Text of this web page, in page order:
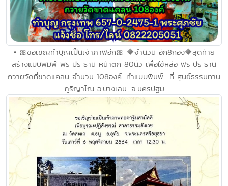
• 🎀ขอเชิญทำบุญเป็นเจ้าภาพอีก🎀 🔶จำนวน อีก8กอง🔶สุดท้าย
สร้างแบบพิมพ์ พระประธาน หน้าตัก 80นิ้ว เพื่อใช้หล่อ พระประธาน
ถวายวัดที่ขาดแคลน จำนวน 108องค์. ทำแบบพิมพ์.. ที่ ศูนย์ธรรมทาน
ภูริญาโณ อ.บางเลน. จ.นครปฐม